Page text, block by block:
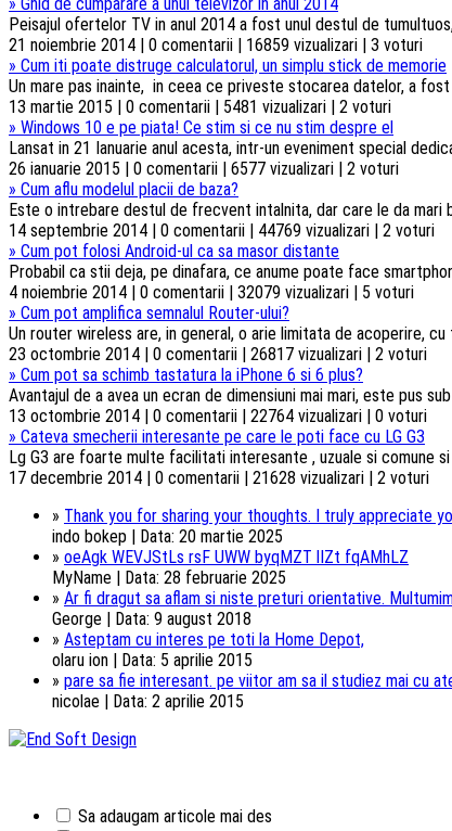
Peisajul ofertelor TV in anul 2014 a fost unul destul de
21 noiembrie 2014 | 0 comentarii | 16859 vizualizari | 3 voturi
» Cum iti poate distruge calculatorul, un simplu stick de memorie
Un mare pas inainte, in ceea ce priveste stocarea datelor, a
13 martie 2015 | 0 comentarii | 5481 vizualizari | 2 voturi
» Windows 10 e pe piata! Ce stim si ce nu stim despre el
Lansat in 21 Ianuarie anul acesta, intr-un eveniment special
26 ianuarie 2015 | 0 comentarii | 6577 vizualizari | 2 voturi
» Cum aflu modelul placii de baza?
Este o intrebare destul de frecvent intalnita, dar care le da mari
14 septembrie 2014 | 0 comentarii | 44769 vizualizari | 2 voturi
» Cum pot folosi Android-ul ca sa masor distante
Probabil ca stii deja, pe dinafara, ce anume poate face
4 noiembrie 2014 | 0 comentarii | 32079 vizualizari | 5 voturi
» Cum pot amplifica semnalul Router-ului?
Un router wireless are, in general, o arie limitata de acoperire,
23 octombrie 2014 | 0 comentarii | 26817 vizualizari | 2 voturi
» Cum pot sa schimb tastatura la iPhone 6 si 6 plus?
Avantajul de a avea un ecran de dimensiuni mai mari, este pus
13 octombrie 2014 | 0 comentarii | 22764 vizualizari | 0 voturi
» Cateva smecherii interesante pe care le poti face cu LG G3
Lg G3 are foarte multe facilitati interesante , uzuale si comune
17 decembrie 2014 | 0 comentarii | 21628 vizualizari | 2 voturi
» Thank you for sharing your thoughts. I truly appreciate
indo bokep | Data: 20 martie 2025
» oeAgk WEVJStLs rsF UWW byqMZT lIZt fqAMhLZ
MyName | Data: 28 februarie 2025
» Ar fi dragut sa aflam si niste preturi orientative.
George | Data: 9 august 2018
» Asteptam cu interes pe toti la Home Depot,
olaru ion | Data: 5 aprilie 2015
» pare sa fie interesant. pe viitor am sa il studiez mai cu
nicolae | Data: 2 aprilie 2015
Sa adaugam articole mai des